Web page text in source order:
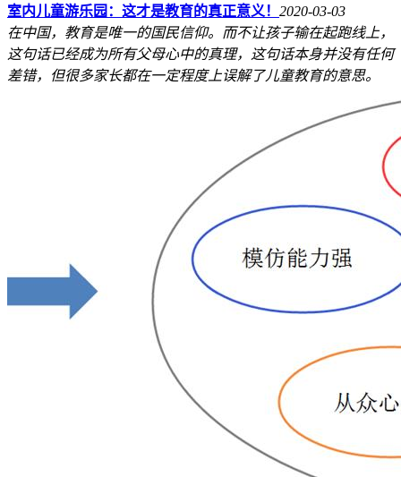
室内儿童游乐园：这才是教育的真正意义！ 2020-03-03
在中国，教育是唯一的国民信仰。而不让孩子输在起跑线上，
这句话已经成为所有父母心中的真理，这句话本身并没有任何
差错，但很多家长都在一定程度上误解了儿童教育的意思。